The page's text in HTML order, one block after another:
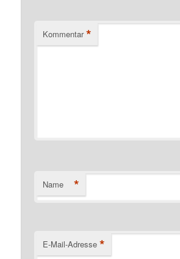
Kommentar *
Name *
E-Mail-Adresse *